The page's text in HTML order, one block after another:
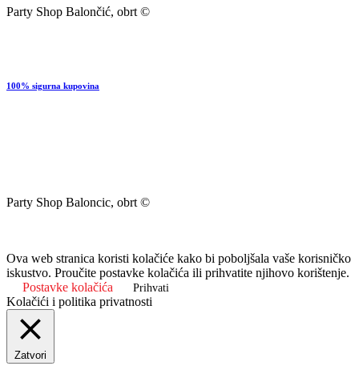
Party Shop Balončić, obrt ©
100% sigurna kupovina
Party Shop Baloncic, obrt ©
Ova web stranica koristi kolačiće kako bi poboljšala vaše korisničko
iskustvo. Proučite postavke kolačića ili prihvatite njihovo korištenje.
Postavke kolačića
Prihvati
Kolačići i politika privatnosti
Zatvori